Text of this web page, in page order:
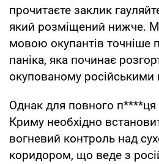
прочитаєте заклик
який розміщений нижче.
мовою окупантів точніше
паніка, яка починає
окупованому
Однак для повного п****ця
Криму необхідно
вогневий контроль над
коридором, що веде з